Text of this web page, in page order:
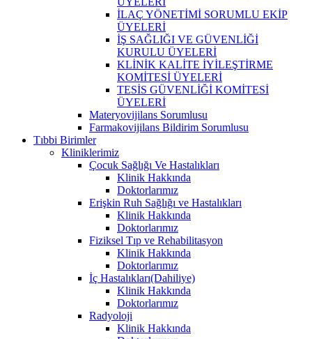
İLAÇ YÖNETİMİ SORUMLU EKİP
ÜYELERİ
İŞ SAĞLIĞI VE GÜVENLİĞİ
KURULU ÜYELERİ
KLİNİK KALİTE İYİLEŞTİRME
KOMİTESİ ÜYELERİ
TESİS GÜVENLİĞİ KOMİTESİ
ÜYELERİ
Materyovijilans Sorumlusu
Farmakovijilans Bildirim Sorumlusu
Tıbbi Birimler
Kliniklerimiz
Çocuk Sağlığı Ve Hastalıkları
Klinik Hakkında
Doktorlarımız
Erişkin Ruh Sağlığı ve Hastalıkları
Klinik Hakkında
Doktorlarımız
Fiziksel Tıp ve Rehabilitasyon
Klinik Hakkında
Doktorlarımız
İç Hastalıkları(Dahiliye)
Klinik Hakkında
Doktorlarımız
Radyoloji
Klinik Hakkında